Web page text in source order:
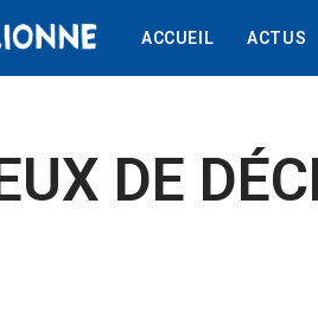
ACCUEIL ACTUS
DE